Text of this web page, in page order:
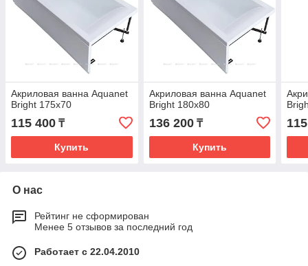
Акриловая ванна Aquanet
Bright 175x70
115 400 ₸
Купить
Акриловая ванна Aquanet
Bright 180x80
136 200₸
Купить
О нас
Рейтинг не сформирован
Менее 5 отзывов за последний год
Работает с 22.04.2010